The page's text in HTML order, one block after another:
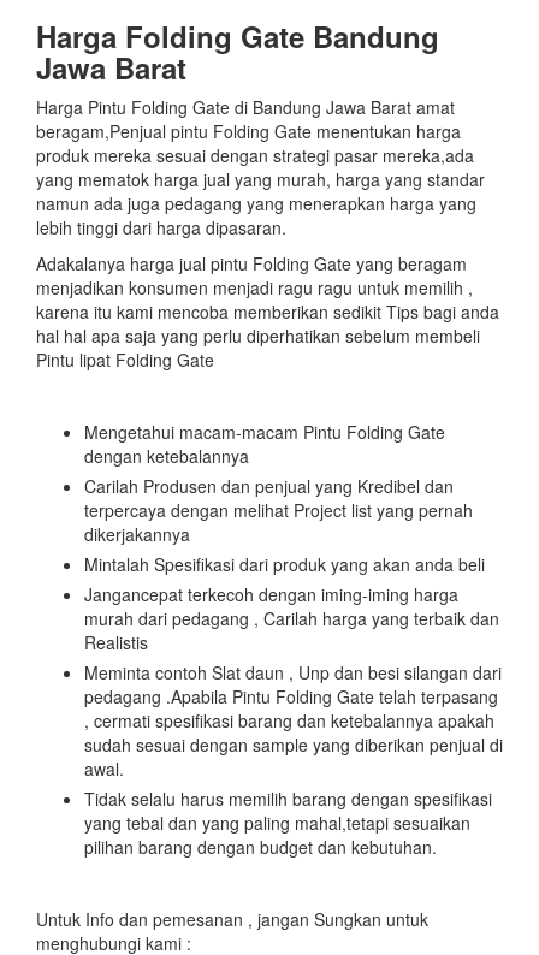
Harga Folding Gate Bandung
Jawa Barat
Harga Pintu Folding Gate di Bandung Jawa Barat amat
beragam,Penjual pintu Folding Gate menentukan harga
produk mereka sesuai dengan strategi pasar mereka,ada
yang mematok harga jual yang murah, harga yang standar
namun ada juga pedagang yang menerapkan harga yang
lebih tinggi dari harga dipasaran.
Adakalanya harga jual pintu Folding Gate yang beragam
menjadikan konsumen menjadi ragu ragu untuk memilih ,
karena itu kami mencoba memberikan sedikit Tips bagi anda
hal hal apa saja yang perlu diperhatikan sebelum membeli
Pintu lipat Folding Gate
Mengetahui macam-macam Pintu Folding Gate
dengan ketebalannya
Carilah Produsen dan penjual yang Kredibel dan
terpercaya dengan melihat Project list yang pernah
dikerjakannya
Mintalah Spesifikasi dari produk yang akan anda beli
Jangancepat terkecoh dengan iming-iming harga
murah dari pedagang , Carilah harga yang terbaik dan
Realistis
Meminta contoh Slat daun , Unp dan besi silangan dari
pedagang .Apabila Pintu Folding Gate telah terpasang
, cermati spesifikasi barang dan ketebalannya apakah
sudah sesuai dengan sample yang diberikan penjual di
awal.
Tidak selalu harus memilih barang dengan spesifikasi
yang tebal dan yang paling mahal,tetapi sesuaikan
pilihan barang dengan budget dan kebutuhan.
Untuk Info dan pemesanan , jangan Sungkan untuk
menghubungi kami :